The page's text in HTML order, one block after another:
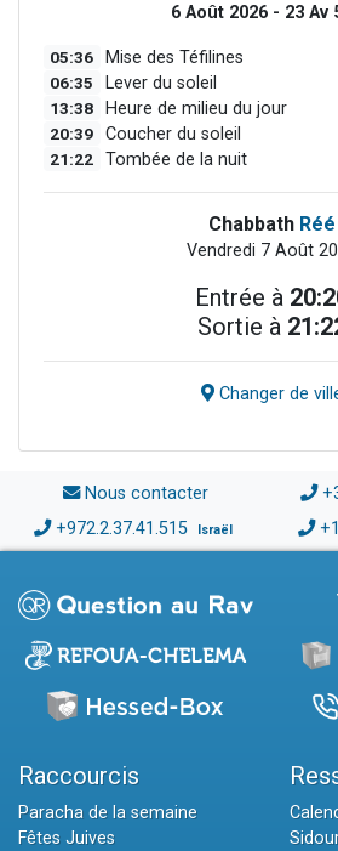
6 Août 2026 - 23 Av
05:36 Mise des Téfilines
06:35 Lever du soleil
13:38 Heure de milieu du jour
20:39 Coucher du soleil
21:22 Tombée de la nuit
Chabbath Réé
Vendredi 7 Août
Entrée à
Sortie à
Changer de
Nous contacter
+972.2.37.41.515 Israël
Raccourcis
Paracha de la semaine
Fêtes Juives